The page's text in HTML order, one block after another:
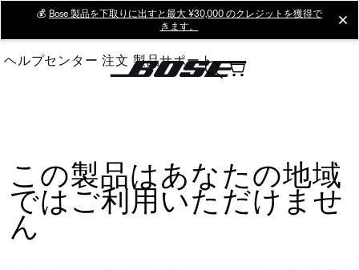
Main
💰 Bose 製品を下取りに出すと最大 ¥30,000 のクレジットを獲得で
きます。
ヘルプセンター 注文 製品サポート
この製品はあなたの地域
ではご利用いただけませ
ん